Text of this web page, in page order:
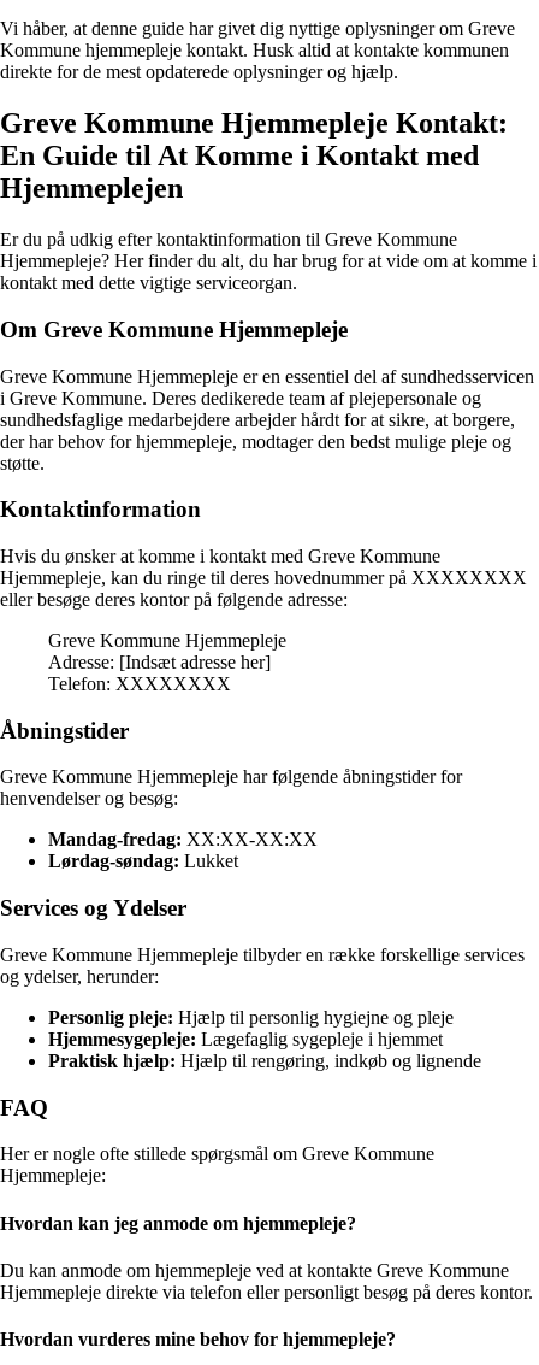
Vi håber, at denne guide har givet dig nyttige oplysninger om Greve
Kommune hjemmepleje kontakt. Husk altid at kontakte kommunen
direkte for de mest opdaterede oplysninger og hjælp.
Greve Kommune Hjemmepleje Kontakt:
En Guide til At Komme i Kontakt med
Hjemmeplejen
Er du på udkig efter kontaktinformation til Greve Kommune
Hjemmepleje? Her finder du alt, du har brug for at vide om at komme i
kontakt med dette vigtige serviceorgan.
Om Greve Kommune Hjemmepleje
Greve Kommune Hjemmepleje er en essentiel del af sundhedsservicen
i Greve Kommune. Deres dedikerede team af plejepersonale og
sundhedsfaglige medarbejdere arbejder hårdt for at sikre, at borgere,
der har behov for hjemmepleje, modtager den bedst mulige pleje og
støtte.
Kontaktinformation
Hvis du ønsker at komme i kontakt med Greve Kommune
Hjemmepleje, kan du ringe til deres hovednummer på XXXXXXXX
eller besøge deres kontor på følgende adresse:
Greve Kommune Hjemmepleje
Adresse: [Indsæt adresse her]
Telefon: XXXXXXXX
Åbningstider
Greve Kommune Hjemmepleje har følgende åbningstider for
henvendelser og besøg:
Mandag-fredag: XX:XX-XX:XX
Lørdag-søndag: Lukket
Services og Ydelser
Greve Kommune Hjemmepleje tilbyder en række forskellige services
og ydelser, herunder:
Personlig pleje: Hjælp til personlig hygiejne og pleje
Hjemmesygepleje: Lægefaglig sygepleje i hjemmet
Praktisk hjælp: Hjælp til rengøring, indkøb og lignende
FAQ
Her er nogle ofte stillede spørgsmål om Greve Kommune
Hjemmepleje:
Hvordan kan jeg anmode om hjemmepleje?
Du kan anmode om hjemmepleje ved at kontakte Greve Kommune
Hjemmepleje direkte via telefon eller personligt besøg på deres kontor.
Hvordan vurderes mine behov for hjemmepleje?